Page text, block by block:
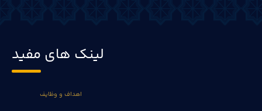
لینک های مفید
اهداف و وظایف